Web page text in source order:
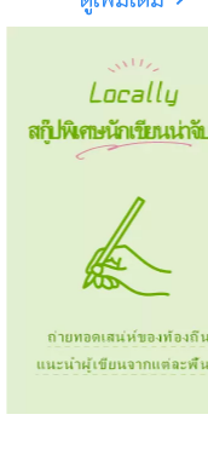
ยชินคันเซ็น และ
กโอซาก้า ทำให้
บเมืองใหญ่อื่นๆ ได้
Shimizu หนึ่งใน
และสนามบิน Mt.
ต่อการเข้าถึงจากทั่ว
นอกจากการท่อง
ไปรอบๆ ภูมิภาคที่
กระทบต่อสิ่ง
ถเพลิดเพลินกับชา
ในสถานที่ห่างไกล
งเมือง และเรียนรู้
และอุปกรณ์ชงชา
โบราณ คุณยัง
ด้ด้วยการสัมผัส
ลกพร้อมทิวทัศน์
รุกะ และนอกจากจะ